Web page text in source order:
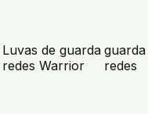
Luvas de guarda
redes Warrior
guarda
redes